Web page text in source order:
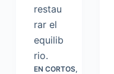
restau
rar el
equilib
rio.
EN CORTOS,